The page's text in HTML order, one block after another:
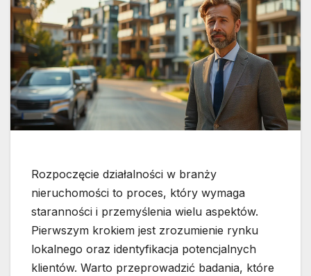
Rozpoczęcie działalności w branży
nieruchomości to proces, który wymaga
staranności i przemyślenia wielu aspektów.
Pierwszym krokiem jest zrozumienie rynku
lokalnego oraz identyfikacja potencjalnych
klientów. Warto przeprowadzić badania, które